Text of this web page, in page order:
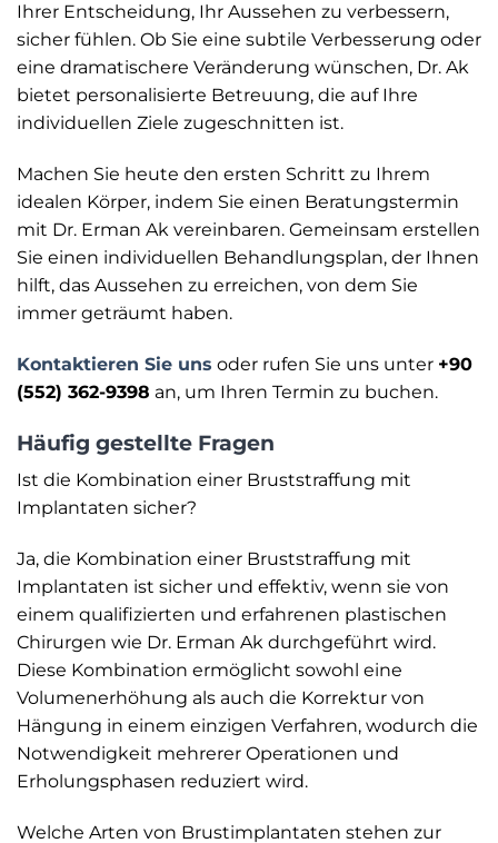
Ihrer Entscheidung, Ihr Aussehen zu verbessern,
sicher fühlen. Ob Sie eine subtile Verbesserung oder
eine dramatischere Veränderung wünschen, Dr. Ak
bietet personalisierte Betreuung, die auf Ihre
individuellen Ziele zugeschnitten ist.
Machen Sie heute den ersten Schritt zu Ihrem
idealen Körper, indem Sie einen Beratungstermin
mit Dr. Erman Ak vereinbaren. Gemeinsam erstellen
Sie einen individuellen Behandlungsplan, der Ihnen
hilft, das Aussehen zu erreichen, von dem Sie
immer geträumt haben.
Kontaktieren Sie uns oder rufen Sie uns unter +90
(552) 362-9398 an, um Ihren Termin zu buchen.
Häufig gestellte Fragen
Ist die Kombination einer Bruststraffung mit
Implantaten sicher?
Ja, die Kombination einer Bruststraffung mit
Implantaten ist sicher und effektiv, wenn sie von
einem qualifizierten und erfahrenen plastischen
Chirurgen wie Dr. Erman Ak durchgeführt wird.
Diese Kombination ermöglicht sowohl eine
Volumenerhöhung als auch die Korrektur von
Hängung in einem einzigen Verfahren, wodurch die
Notwendigkeit mehrerer Operationen und
Erholungsphasen reduziert wird.
Welche Arten von Brustimplantaten stehen zur